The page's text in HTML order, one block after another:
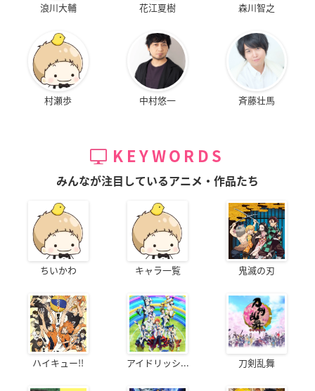
浪川大輔 花江夏樹 森川智之
村瀬歩 中村悠一 斉藤壮馬
KEYWORDS
みんなが注目しているアニメ・作品たち
ちいかわ キャラ一覧 鬼滅の刃
ハイキュー!! アイドリッシ... 刀剣乱舞